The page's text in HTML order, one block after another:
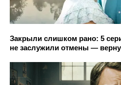
Закрыли слишком рано: 5
не заслужили отмены —